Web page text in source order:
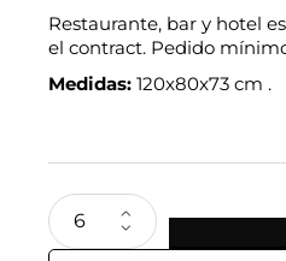
Restaurante, bar y hotel
el contract. Pedido
Medidas: 120x80x73 cm .